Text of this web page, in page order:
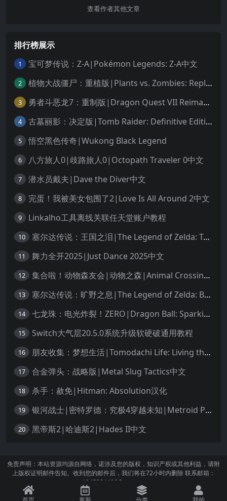
查看作者其他文章
排行榜展示
1 宝可梦传说：Z-A|Pokémon Legends: Z-A中文
2 植物大战僵尸：重植版|Plants vs. Zombies: Replanted中文
3 勇者斗恶龙7：重制版|Dragon Quest VII Reimagined中文
4 古墓丽影：决定版|Tomb Raider: Definitive Edition中文
5 悟空黑色传奇|Wukong Black Legend
6 八方旅人0|歧路旅人0|Octopath Traveler 0中文
7 潜水员戴夫|Dave the Diver中文
8 完蛋！我被美女包围了2|Love Is All Around 2中文
9 Linkalho工具离线关联任天堂账户教程
10 塞尔达传说：王国之泪|The Legend of Zelda: Tears of the Kingdom中文
11 舞力全开2025|Just Dance 2025中文
12 集合啦！动物森友会|动物之森|Animal Crossing: New Horizons中文
13 塞尔达传说：旷野之息|The Legend of Zelda: Breath of the Wild中文
14 七龙珠：电光炸裂！ZERO|Dragon Ball: Sparking! Zero中文
15 Switch大气层20.5.0系统升级软硬破通用教程
16 朋友收集：梦想生活|Tomodachi Life: Living the Dream中文
17 合金弹头：战略版|Metal Slug Tactics中文
18 杀手：赦免|Hitman: Absolution汉化
19 银河战士|密特罗德：究极4穿越未知|Metroid Prime 4: Beyond中文
20 黑帝斯2|哈迪斯2|Hades II中文
免责声明：本站资源均源自网络，诺涉及您的版权，知识产权或其他利益，请附
上版权证明邮件告知。收到您的邮件后，我们将在72小时内删除 联系邮箱：
1245294496@qq.com